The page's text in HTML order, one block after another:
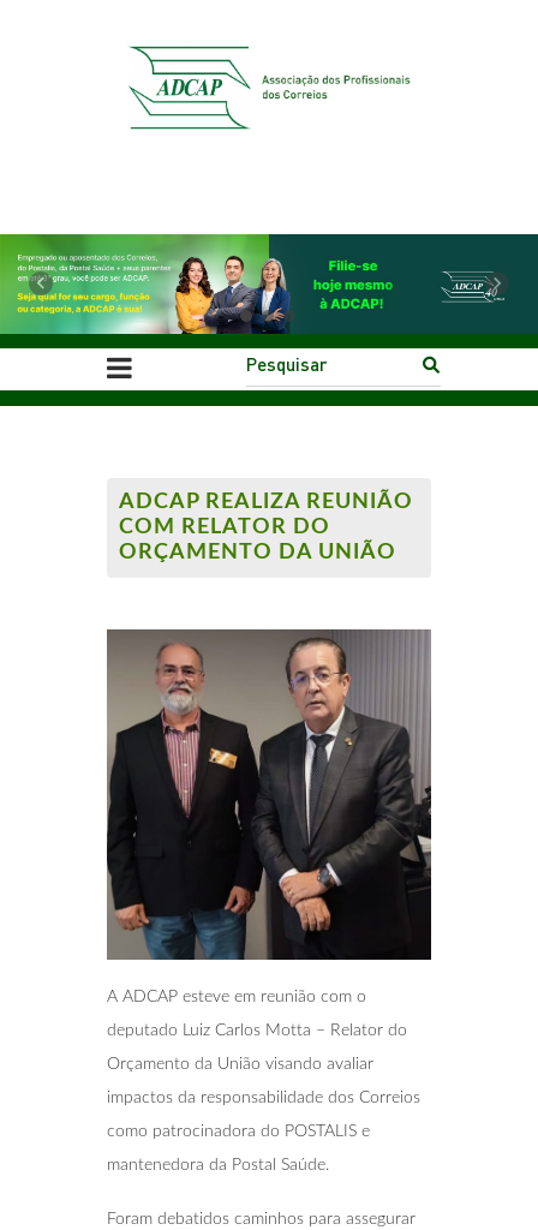
Previous Next
ADCAP REALIZA REUNIÃO
COM RELATOR DO
ORÇAMENTO DA UNIÃO
A ADCAP esteve em reunião com o
deputado Luiz Carlos Motta – Relator do
Orçamento da União visando avaliar
impactos da responsabilidade dos Correios
como patrocinadora do POSTALIS e
mantenedora da Postal Saúde.
Foram debatidos caminhos para assegurar